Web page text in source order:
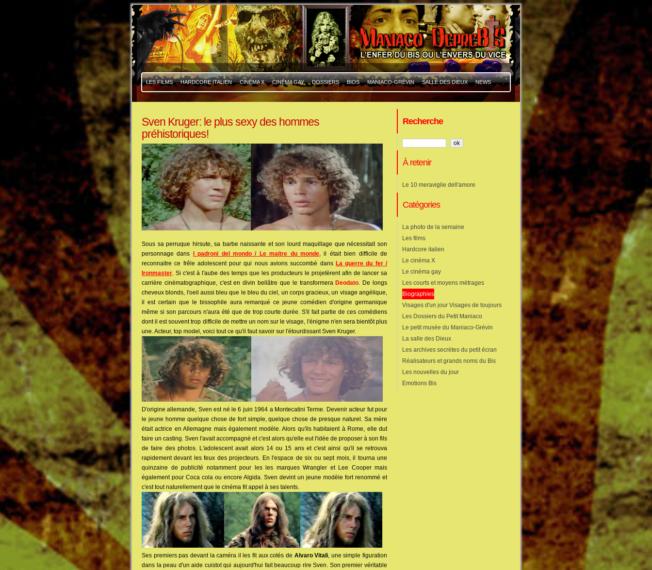
LES FILMS HARDCORE ITALIEN CINÉMA X CINÉMA GAY DOSSIERS BIOS MANIACO-GRÉVIN SALLE DES DIEUX NEWS
Sven Kruger: le plus sexy des hommes
préhistoriques!
Sous sa perruque hirsute, sa barbe naissante et son lourd maquillage que nécessitait son
personnage dans
I padroni del mondo / Le maitre du monde, il était bien difficile de
reconnaitre ce frêle adolescent pour qui nous avions succombé dans La guerre du fer /
Ironmaster. Si c'est à l'aube des temps que les producteurs le projetèrent afin de lancer sa
carrière cinématographique, c'est en divin bellâtre que le transformera Deodato. De longs
cheveux blonds, l'oeil aussi bleu que le bleu du ciel, un corps gracieux, un visage angélique,
il est certain que le bissophile aura remarqué ce jeune comédien d'origine germanique
même si son parcours n'aura été que de trop courte durée. S'il fait partie de ces comédiens
dont il est souvent trop difficile de mettre un nom sur le visage, l'énigme n'en sera bientôt plus
une. Acteur, top model, voici tout ce qu'il faut savoir sur l'étourdissant Sven Kruger.
D'origine allemande, Sven est né le 6 juin 1964 a Montecatini Terme. Devenir acteur fut pour
le jeune homme quelque chose de fort simple, quelque chose de presque naturel. Sa mère
était actrice en Allemagne mais également modèle. Alors qu'ils habitaient à Rome, elle dut
faire un casting. Sven l'avait accompagné et c'est alors qu'elle eut l'idée de proposer à son fils
de faire des photos. L'adolescent avait alors 14 ou 15 ans et c'est ainsi qu'il se retrouva
rapidement devant les feux des projecteurs. En l'espace de six ou sept mois, il tourna une
quinzaine de publicité notamment pour les les marques Wrangler et Lee Cooper mais
également pour Coca cola ou encore Algida. Sven devint un jeune modèle fort renommé et
c'est tout naturellement que le cinéma fit appel à ses talents.
Ses premiers pas devant la caméra il les fit aux cotés de Alvaro Vitali, une simple figuration
dans la peau d'un aide cuistot qui aujourd'hui fait beaucoup rire Sven. Son premier véritable
Recherche
À retenir
Le 10 meraviglie dell'amore
Catégories
La photo de la semaine
Les films
Hardcore italien
Le cinéma X
Le cinéma gay
Les courts et moyens métrages
Biographies
Visages d'un jour Visages de toujours
Les Dossiers du Petit Maniaco
Le petit musée du Maniaco-Grévin
La salle des Dieux
Les archives secrètes du petit écran
Réalisateurs et grands noms du Bis
Les nouvelles du jour
Emotions Bis